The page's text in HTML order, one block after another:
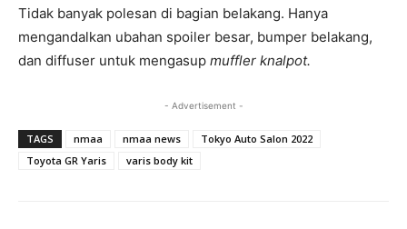
Tidak banyak polesan di bagian belakang. Hanya
mengandalkan ubahan spoiler besar, bumper belakang,
dan diffuser untuk mengasup muffler knalpot.
- Advertisement -
TAGS nmaa nmaa news
Tokyo Auto Salon 2022
Toyota GR Yaris
varis body kit